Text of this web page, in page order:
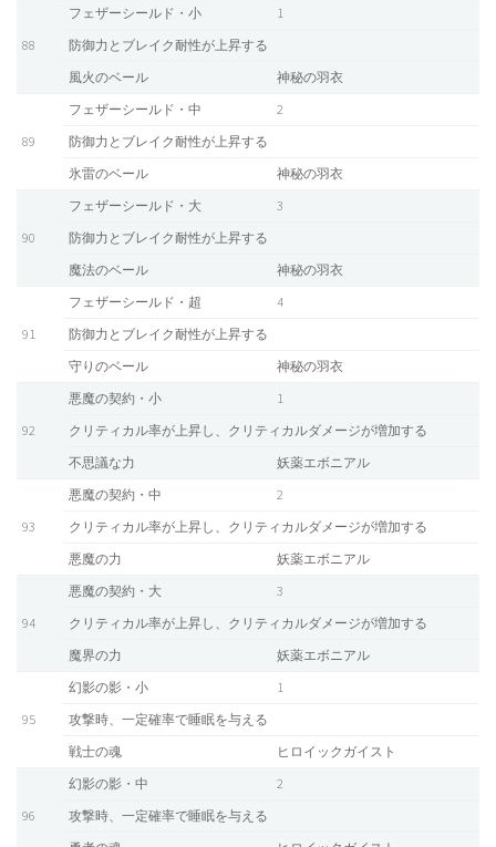
88
フェザーシールド・小
1
防御力とブレイク耐性が上昇する
風火のベール
神秘の羽衣
89
フェザーシールド・中
2
防御力とブレイク耐性が上昇する
氷雷のベール
神秘の羽衣
90
フェザーシールド・大
3
防御力とブレイク耐性が上昇する
魔法のベール
神秘の羽衣
91
フェザーシールド・超
4
防御力とブレイク耐性が上昇する
守りのベール
神秘の羽衣
92
悪魔の契約・小
1
クリティカル率が上昇し、クリティカルダメージが増加する
不思議な力
妖薬エボニアル
93
悪魔の契約・中
2
クリティカル率が上昇し、クリティカルダメージが増加する
悪魔の力
妖薬エボニアル
94
悪魔の契約・大
3
クリティカル率が上昇し、クリティカルダメージが増加する
魔界の力
妖薬エボニアル
95
幻影の影・小
1
攻撃時、一定確率で睡眠を与える
戦士の魂
ヒロイックガイスト
96
幻影の影・中
2
攻撃時、一定確率で睡眠を与える